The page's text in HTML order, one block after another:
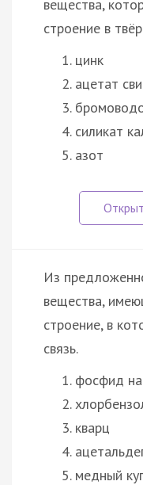
вещества,
строение в
цинк
ацетат
силикат
азот
Из
вещества,
строение, в
связь.
фосфид
кварц
медный